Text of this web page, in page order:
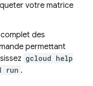
votre matrice
des
permettant
gcloud help
run .